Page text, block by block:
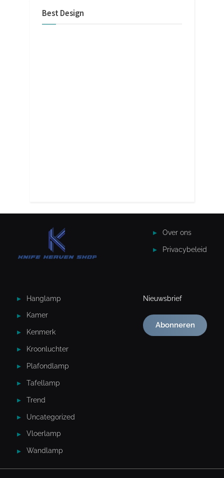
Best Design
Over ons
Privacybeleid
Hanglamp
Kamer
Kenmerk
Kroonluchter
Plafondlamp
Tafellamp
Trend
Uncategorized
Vloerlamp
Wandlamp
Nieuwsbrief
Abonneren